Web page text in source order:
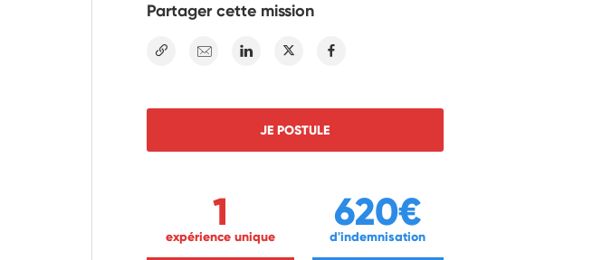
Partager cette mission
E-mail Linkedin Twitter
JE POSTULE
1
expérience unique
620€
d'indemnisation